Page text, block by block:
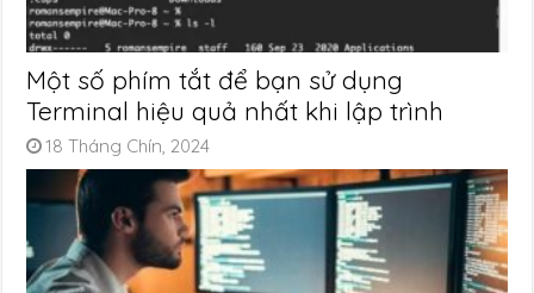
Một số phím tắt để bạn sử dụng
Terminal hiệu quả nhất khi lập trình
18 Tháng Chín, 2024